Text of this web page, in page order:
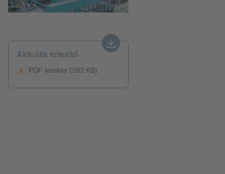
Aktuális értesítő
PDF letöltés (393 KB)